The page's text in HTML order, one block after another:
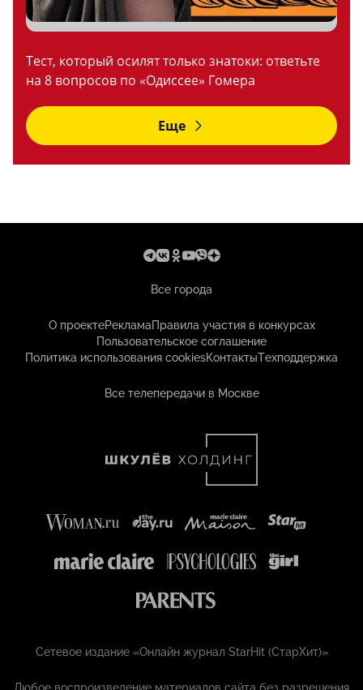
Тест, который осилят только знатоки: ответьте
на 8 вопросов по «Одиссее» Гомера
Еще
Все города
О проектеРекламаПравила участия в конкурсах
Пользовательское соглашение
Политика использования cookiesКонтактыТехподдержка
Все телепередачи в Москве
Сетевое издание «Онлайн журнал StarHit (СтарХит)»